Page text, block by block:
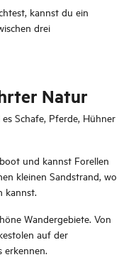
kannst du ein
drei
Natur
Schafe, Pferde, Hühner
und kannst Forellen
kleinen Sandstrand, wo
kannst.
Wandergebiete. Von
auf der
erkennen.